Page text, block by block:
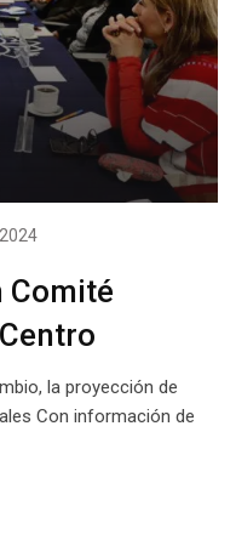
Comité
la proyección de
Con información de